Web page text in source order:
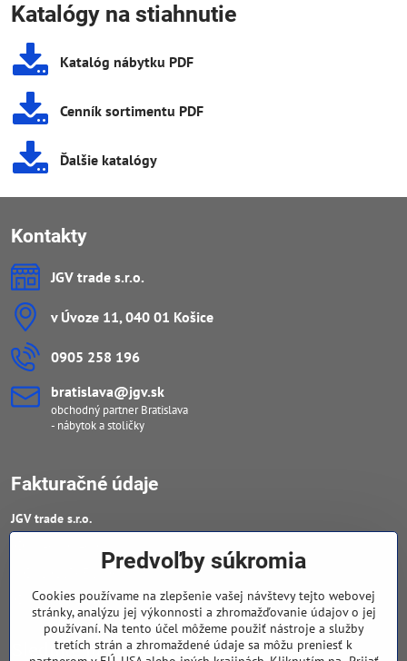
Katalógy na stiahnutie
Katalóg nábytku PDF
Cenník sortimentu PDF
Ďalšie katalógy
Kontakty
JGV trade s​.r​.o​.
v Úvoze 11, 040 01 Košice
0905 258 196
bratislava​@jgv​.sk
obchodný partner Bratislava
- nábytok a stoličky
Fakturačné údaje
JGV trade s​.r​.o​.
DIČ : 20223652906
IČ DPH : SK 2023652906
Sledujte naše novinky
Predvoľby súkromia
Cookies používame na zlepšenie vašej návštevy tejto webovej
stránky, analýzu jej výkonnosti a zhromažďovanie údajov o jej
používaní. Na tento účel môžeme použiť nástroje a služby
tretích strán a zhromaždené údaje sa môžu preniesť k